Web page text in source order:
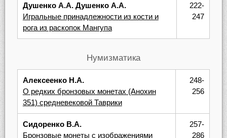
Душенко А.А. Душенко А.А.
Игральные принадлежности из кости и
рога из раскопок Мангупа
222-
247
Нумизматика
Алексеенко Н.А.
О редких бронзовых монетах (Анохин
351) средневековой Таврики
248-
256
Сидоренко В.А.
Бронзовые монеты с изображениями
257-
286